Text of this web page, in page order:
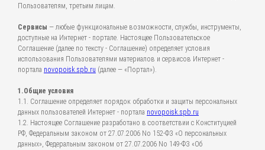
Пользователям, третьим лицам.
Сервисы — любые функциональные возможности, службы, инструменты,
доступные на Интернет - портале. Настоящее Пользовательское
Соглашение (далее по тексту - Соглашение) определяет условия
использования Пользователями материалов и сервисов Интернет -
портала novopoisk.spb.ru (далее — «Портал»).
1.Общие условия
1.1. Соглашение определяет порядок обработки и защиты персональных
данных пользователей Интернет - портала novopoisk.spb.ru
1.2. Настоящее Соглашение разработано в соответствии с Конституцией
РФ, Федеральным законом от 27.07.2006 No 152-ФЗ «О персональных
данных», Федеральным законом от 27.07.2006 No 149-ФЗ «Об